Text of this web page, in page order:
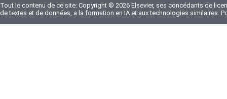
Tout le contenu de ce site: Copyright © 2026 Elsevier, ses concédants de
de textes et de données, a la formation en IA et aux technologies similaires.